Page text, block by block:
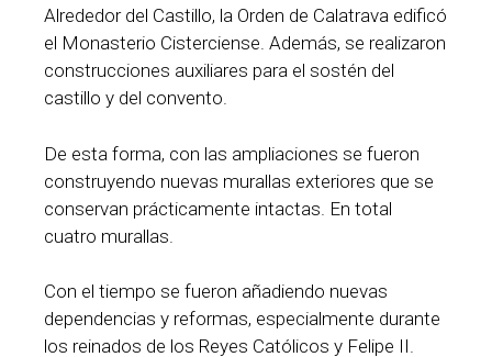
Alrededor del Castillo, la Orden de Calatrava edificó
el Monasterio Cisterciense. Además, se realizaron
construcciones auxiliares para el sostén del
castillo y del convento.
De esta forma, con las ampliaciones se fueron
construyendo nuevas murallas exteriores que se
conservan prácticamente intactas. En total
cuatro murallas.
Con el tiempo se fueron añadiendo nuevas
dependencias y reformas, especialmente durante
los reinados de los Reyes Católicos y Felipe II.